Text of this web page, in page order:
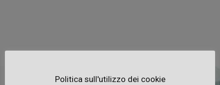
Politica sull'utilizzo dei cookie